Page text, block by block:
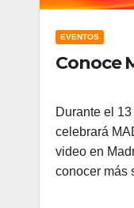
EVENTOS
Conoce
Durante el
celebrará
video en
conocer más